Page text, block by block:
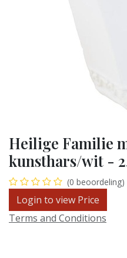
Heilige Familie
kunsthars/wit -
(0 beoordeling)
Login to view Price
Terms and Conditions